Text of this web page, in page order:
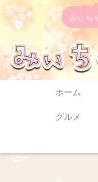
みぃち
ホーム
グルメ